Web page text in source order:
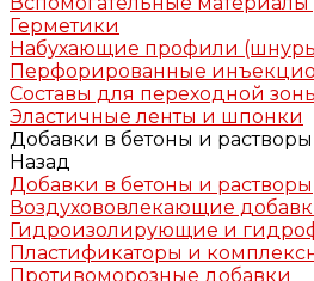
Герметики
Набухающие профили
Перфорированные
Составы для переходной
Эластичные ленты и шпонки
Добавки в бетоны и растворы
Назад
Добавки в бетоны и растворы
Воздухововлекающие
Гидроизолирующие и
Пластификаторы и
Противоморозные добавки